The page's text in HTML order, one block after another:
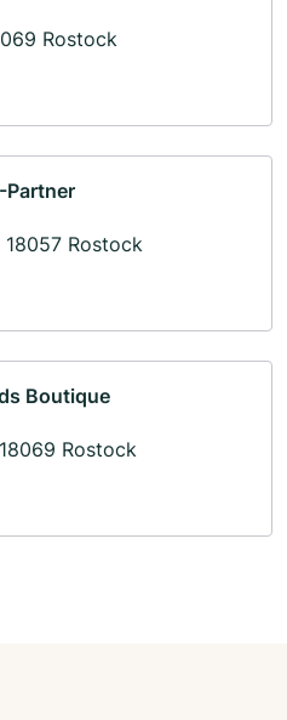
Rostock
Partner
Rostock
Boutique
Rostock